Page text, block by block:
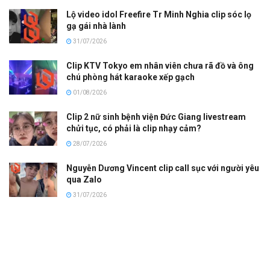
Lộ video idol Freefire Tr Minh Nghia clip sóc lọ
gạ gái nhà lành
31/07/2026
Clip KTV Tokyo em nhân viên chưa rã đồ và ông
chú phòng hát karaoke xếp gạch
01/08/2026
Clip 2 nữ sinh bệnh viện Đức Giang livestream
chửi tục, có phải là clip nhạy cảm?
28/07/2026
Nguyễn Dương Vincent clip call sục với người yêu
qua Zalo
31/07/2026